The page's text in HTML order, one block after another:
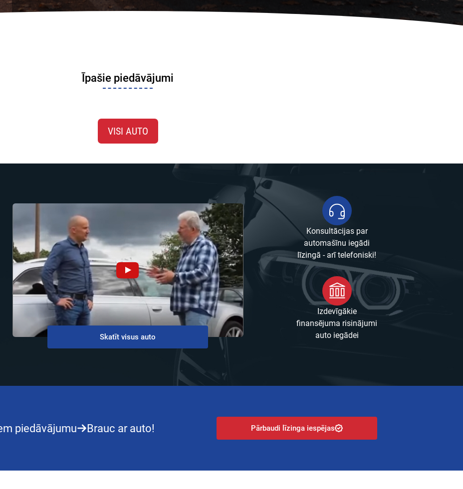
Īpašie piedāvājumi
VISI AUTO
Skatīt visus auto
Konsultācijas par
automašīnu iegādi
līzingā - arī telefoniski!
Izdevīgākie
finansējuma risinājumi
auto iegādei
piedāvājumu Brauc ar auto! Pārbaudi līzinga iespējas